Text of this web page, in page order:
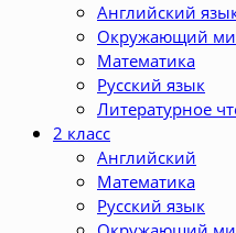
Английский
Окружающий
Математика
Русский язык
Литературное
2 класс
Английский
Математика
Русский язык